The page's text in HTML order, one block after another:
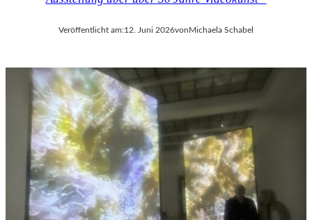
Veröffentlicht am:12. Juni 2026vonMichaela Schabel